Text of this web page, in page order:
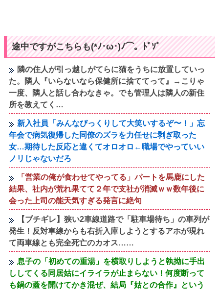
途中ですがこちらも(*ﾉ･ω･)ﾉ⌒。ﾄﾞｿﾞ
隣の住人が引っ越しがてらに猫をうちに放置していっ
た。隣人『いらないなら保健所に捨ててって』→こりゃ
一度、隣人と話し合わなきゃ。でも管理人は隣人の新住
所を教えてく…
新入社員「みんなびっくりして大笑いするぞ〜！」忘
年会で病気復帰した同僚のズラを力任せに剥ぎ取った
女…期待した反応と違くてオロオロ←職場でやっていい
ノリじゃないだろ
「営業の俺が食わせてやってる」パートを馬鹿にした
結果、社内が荒れ果てて２年で支社が消滅ｗｗ数年後に
会った上司の能天気すぎる発言に絶句
【ブチギレ】狭い2車線道路で「駐車場待ち」の車列が
発生！反対車線からも右折入庫しようとするアホが現れ
て両車線とも完全死亡のカオス……
息子の「初めての重湯」を横取りしようと執拗に手出
ししてくる同居姑にイライラが止まらない！何度断って
も鍋の蓋を開けてかき混ぜ、結局『姑との合作』という